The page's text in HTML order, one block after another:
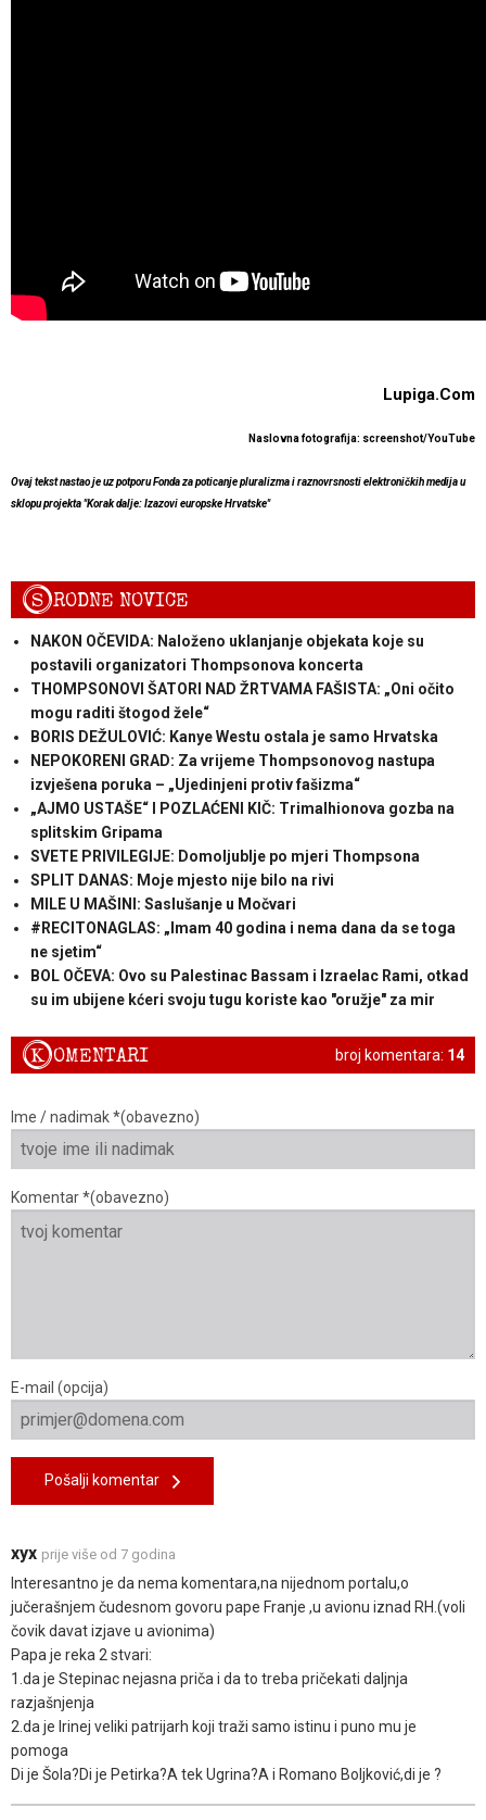
Lupiga.Com
Naslovna fotografija: screenshot/YouTube
Ovaj tekst nastao je uz potporu Fonda za poticanje pluralizma i raznovrsnosti elektroničkih medija u
sklopu projekta "Korak dalje: Izazovi europske Hrvatske"
SRODNE NOVICE
NAKON OČEVIDA: Naloženo uklanjanje objekata koje su
postavili organizatori Thompsonova koncerta
THOMPSONOVI ŠATORI NAD ŽRTVAMA FAŠISTA: „Oni očito
mogu raditi štogod žele“
BORIS DEŽULOVIĆ: Kanye Westu ostala je samo Hrvatska
NEPOKORENI GRAD: Za vrijeme Thompsonovog nastupa
izvješena poruka – „Ujedinjeni protiv fašizma“
„AJMO USTAŠE“ I POZLAĆENI KIČ: Trimalhionova gozba na
splitskim Gripama
SVETE PRIVILEGIJE: Domoljublje po mjeri Thompsona
SPLIT DANAS: Moje mjesto nije bilo na rivi
MILE U MAŠINI: Saslušanje u Močvari
#RECITONAGLAS: „Imam 40 godina i nema dana da se toga
ne sjetim“
BOL OČEVA: Ovo su Palestinac Bassam i Izraelac Rami, otkad
su im ubijene kćeri svoju tugu koriste kao "oružje" za mir
broj komentara: 14
KOMENTARI
Ime / nadimak *(obavezno)
Komentar *(obavezno)
E-mail (opcija)
Pošalji komentar
xyx prije više od 7 godina
Interesantno je da nema komentara,na nijednom portalu,o
jučerašnjem čudesnom govoru pape Franje ,u avionu iznad RH.(voli
čovik davat izjave u avionima)
Papa je reka 2 stvari:
1.da je Stepinac nejasna priča i da to treba pričekati daljnja
razjašnjenja
2.da je Irinej veliki patrijarh koji traži samo istinu i puno mu je
pomoga
Di je Šola?Di je Petirka?A tek Ugrina?A i Romano Boljković,di je ?